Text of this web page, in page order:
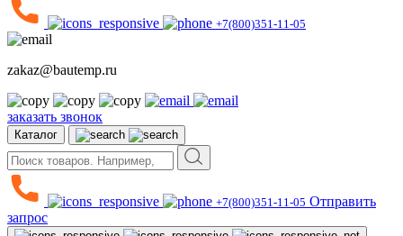
+7(800)351-11-05
zakaz@bautemp.ru
заказать звонок
Каталог
+7(800)351-11-05 Отправить
запрос